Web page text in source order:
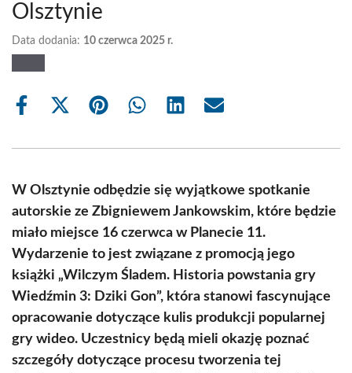
Olsztynie
Data dodania: 10 czerwca 2025 r.
Share
Share
(Twitter)
Share Share Share Share
W Olsztynie odbędzie się wyjątkowe spotkanie
autorskie ze Zbigniewem Jankowskim, które będzie
miało miejsce 16 czerwca w Planecie 11.
Wydarzenie to jest związane z promocją jego
książki „Wilczym Śladem. Historia powstania gry
Wiedźmin 3: Dziki Gon”, która stanowi fascynujące
opracowanie dotyczące kulis produkcji popularnej
gry wideo. Uczestnicy będą mieli okazję poznać
szczegóły dotyczące procesu tworzenia tej